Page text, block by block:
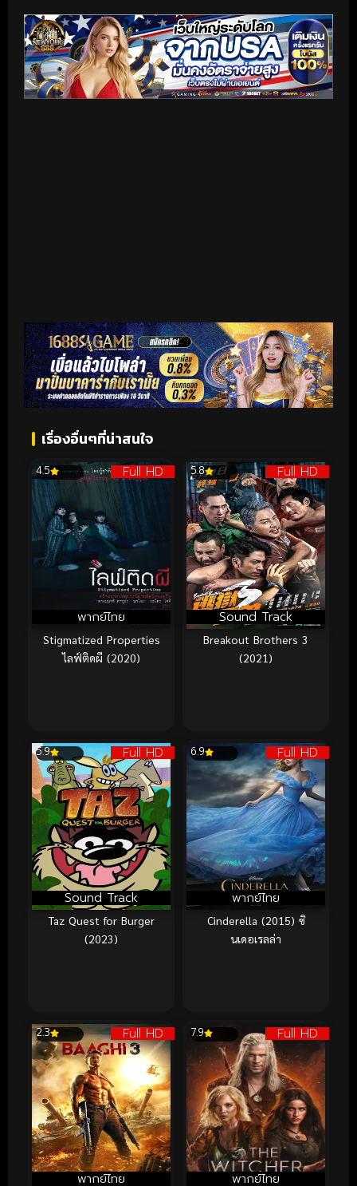
เรื่องอื่นๆที่น่าสนใจ
Full HD
พากย์ไทย
4.5
Stigmatized Properties
ไลฟ์ติดผี (2020)
Full HD
Sound Track
5.8
Breakout Brothers 3
(2021)
Full HD
Sound Track
5.9
Taz Quest for Burger
(2023)
Full HD
พากย์ไทย
6.9
Cinderella (2015) ซิ
นเดอเรลล่า
Full HD
พากย์ไทย
2.3 Full HD
พากย์ไทย
7.9